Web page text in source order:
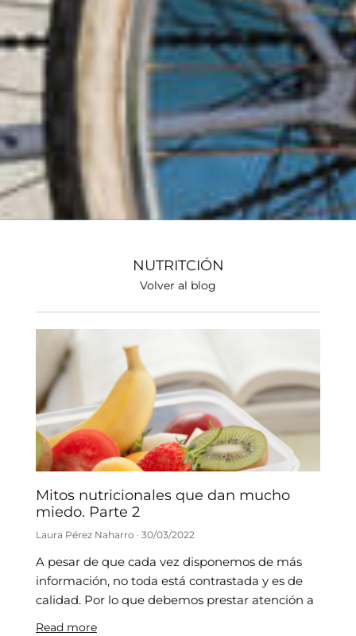
NUTRITCIÓN
Volver al blog
Mitos nutricionales que dan mucho
miedo. Parte 2
Laura Pérez Naharro 30/03/2022
A pesar de que cada vez disponemos de más
información, no toda está contrastada y es de
calidad. Por lo que debemos prestar atención a
Read more